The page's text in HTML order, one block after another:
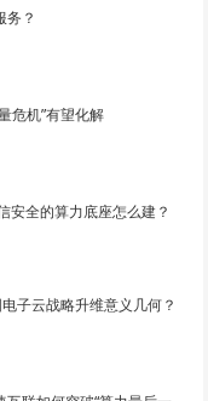
务？
危机”有望化解
安全的算力底座怎么建？
子云战略升维意义几何？